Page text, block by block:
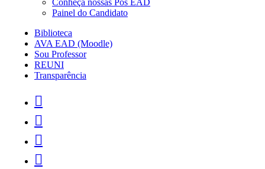
Painel do Candidato
Biblioteca
AVA EAD (Moodle)
Sou Professor
REUNI
Transparência



